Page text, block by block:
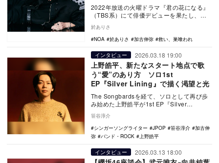
2022年放送の火曜ドラマ『君の花になる』
（TBS系）にて俳優デビューを果たし、話
リア…
於ありさ
NOA
於ありさ 加古伸弥 救い、巣喰われ
インタビュー 2026.03.18 19:00
上野皓平、新たなスタート地点で歌
う“愛”のあり方 ソロ1st
EP『Silver Lining』で描く渇望と光
The Songbardsを経て、ソロとして再び歩
み始めた上野皓平が1st EP『Silver
Lining』をリリースした。逆…
笹谷淳介
シンガーソングライター
JPOP 笹谷淳介
加古伸
弥
バンド・ROCK 上野皓平
インタビュー 2026.03.13 18:00